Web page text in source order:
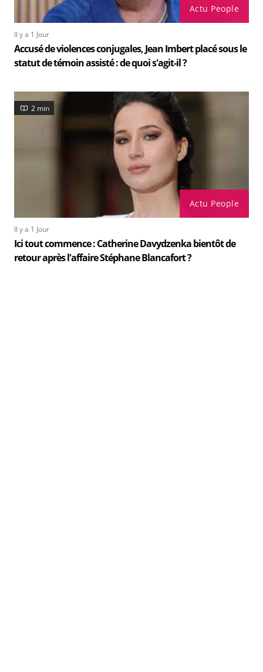
Actu People
Il y a 1 Jour
Accusé de violences conjugales, Jean Imbert placé sous le
statut de témoin assisté : de quoi s'agit-il ?
Actu People
2 min
Il y a 1 Jour
Ici tout commence : Catherine Davydzenka bientôt de
retour après l'affaire Stéphane Blancafort ?